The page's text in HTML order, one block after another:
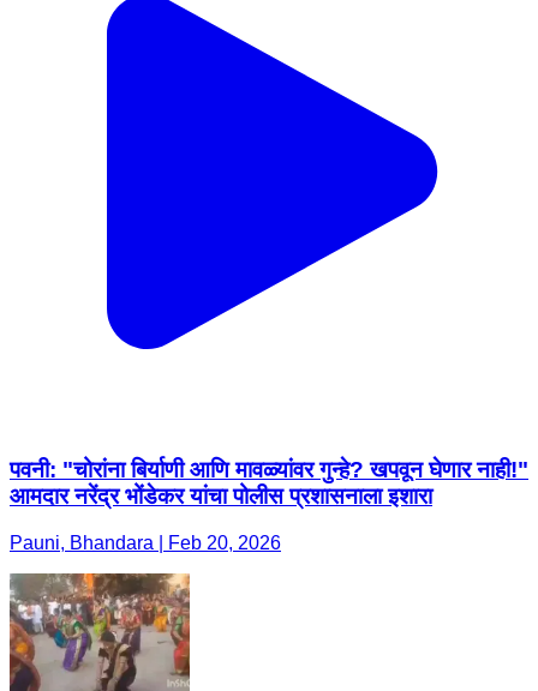
पवनी: ​"चोरांना बिर्याणी आणि मावळ्यांवर गुन्हे? खपवून घेणार नाही!"
​आमदार नरेंद्र भोंडेकर यांचा पोलीस प्रशासनाला इशारा
Pauni, Bhandara | Feb 20, 2026